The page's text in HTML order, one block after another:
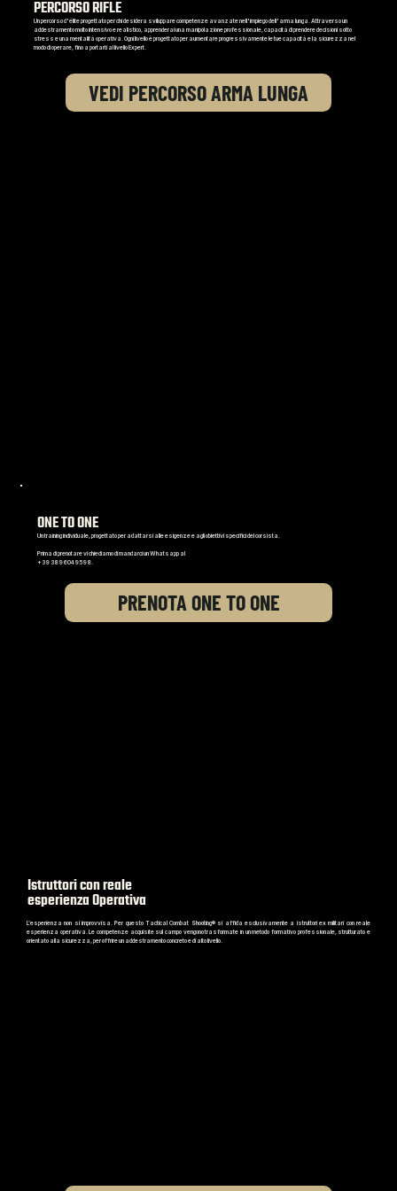
PERCORSO RIFLE
Un percorso d'élite progettato per chi desidera sviluppare competenze avanzate nell'impiego dell'arma lunga. Attraverso un
addestramento molto intensivo e realistico, apprenderai una manipolazione professionale, capacità di prendere decisioni sotto
stress e una mentalità operativa. Ogni livello è progettato per aumentare progressivamente le tue capacità e la sicurezza nel
modo di operare, fino a portarti al livello Expert.
VEDI PERCORSO ARMA LUNGA
ONE TO ONE
Un training individuale, progettato per adattarsi alle esigenze e agli obiettivi specifici del corsista.
Prima di prenotare vi chiediamo di mandarci un Whatsapp al
+39 3896049598.
PRENOTA ONE TO ONE
Istruttori con reale
esperienza Operativa
L’esperienza non si improvvisa. Per questo Tactical Combat Shooting® si affida esclusivamente a istruttori ex militari con reale
esperienza operativa. Le competenze acquisite sul campo vengono trasformate in un metodo formativo professionale, strutturato e
orientato alla sicurezza, per offrire un addestramento concreto e di alto livello.